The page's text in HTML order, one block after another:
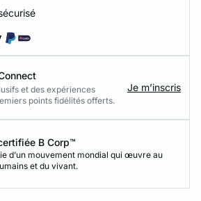
et des expériences
points fidélités offerts.
Je m’inscris
B Corp™
d’un mouvement mondial qui œuvre au
et du vivant.